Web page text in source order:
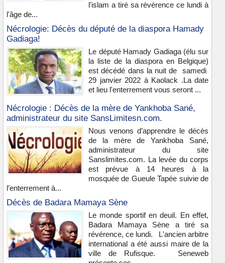
l'islam a tiré sa révérence ce lundi à
l'âge de...
Nécrologie: Décès du député de la diaspora Hamady
Gadiaga!
Le député Hamady Gadiaga (élu sur
la liste de la diaspora en Belgique)
est décédé dans la nuit de samedi
29 janvier 2022 à Kaolack .La date
et lieu l'enterrement vous seront ...
Nécrologie : Décès de la mère de Yankhoba Sané,
administrateur du site SansLimitesn.com.
Nous venons d’apprendre le décès
de la mère de Yankhoba Sané,
administrateur du site
Sanslimites.com. La levée du corps
est prévue à 14 heures à la
mosquée de Gueule Tapée suivie de
l’enterrement à...
Décès de Badara Mamaya Sène
Le monde sportif en deuil. En effet,
Badara Mamaya Sène a tiré sa
révérence, ce lundi. L'ancien arbitre
international a été aussi maire de la
ville de Rufisque. Seneweb